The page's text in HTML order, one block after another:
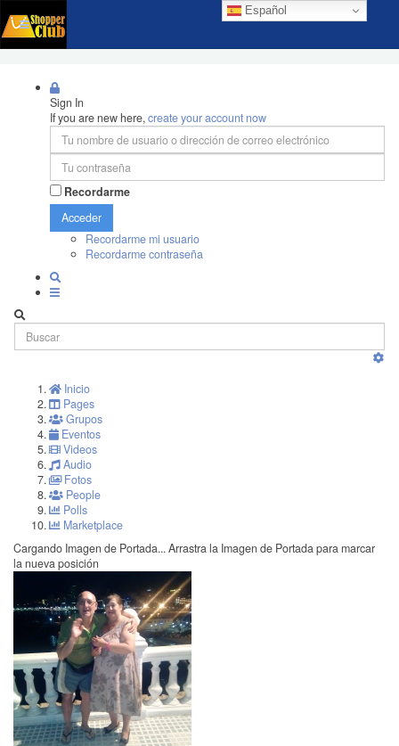
Español
Sign In
If you are new here,create your account now
Recordarme
Acceder
Recordarme mi usuario
Recordarme contraseña
Inicio
Pages
Grupos
Eventos
Videos
Audio
Fotos
People
Polls
Marketplace
Cargando Imagen de Portada... Arrastra la Imagen de Portada para marcar
la nueva posición